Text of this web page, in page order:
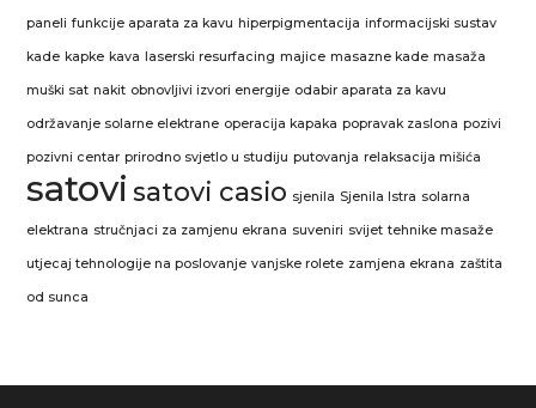
paneli funkcije aparata za kavu hiperpigmentacija informacijski sustav
kade kapke kava laserski resurfacing majice masazne kade masaža
muški sat nakit obnovljivi izvori energije odabir aparata za kavu
održavanje solarne elektrane operacija kapaka popravak zaslona pozivi
pozivni centar prirodno svjetlo u studiju putovanja relaksacija mišića
satovi satovi casio sjenila Sjenila Istra solarna
elektrana stručnjaci za zamjenu ekrana suveniri svijet tehnike masaže
utjecaj tehnologije na poslovanje vanjske rolete zamjena ekrana zaštita
od sunca